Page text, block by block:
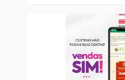
com comércios da